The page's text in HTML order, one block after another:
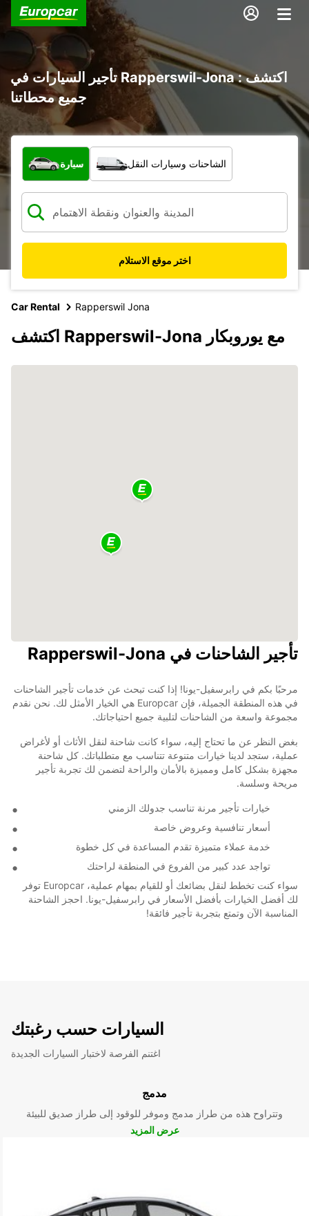
تأجير السيارات في Rapperswil-Jona : اكتشف
جميع محطاتنا
ما نوع المركبة؟
سيارة الشاحنات وسيارات النقل
اختر موقع الاستلام
Car Rental Rapperswil Jona
اكتشف Rapperswil-Jona مع يوروبكار
تأجير الشاحنات في Rapperswil-Jona
مرحبًا بكم في رابرسفيل-يونا! إذا كنت تبحث عن خدمات تأجير الشاحنات
في هذه المنطقة الجميلة، فإن Europcar هي الخيار الأمثل لك. نحن نقدم
مجموعة واسعة من الشاحنات لتلبية جميع احتياجاتك.
بغض النظر عن ما تحتاج إليه، سواء كانت شاحنة لنقل الأثاث أو لأغراض
عملية، ستجد لدينا خيارات متنوعة تتناسب مع متطلباتك. كل شاحنة
مجهزة بشكل كامل ومميزة بالأمان والراحة لتضمن لك تجربة تأجير
مريحة وسلسة.
خيارات تأجير مرنة تناسب جدولك الزمني
أسعار تنافسية وعروض خاصة
خدمة عملاء متميزة تقدم المساعدة في كل خطوة
تواجد عدد كبير من الفروع في المنطقة لراحتك
سواء كنت تخطط لنقل بضائعك أو للقيام بمهام عملية، Europcar توفر
لك أفضل الخيارات بأفضل الأسعار في رابرسفيل-يونا. احجز الشاحنة
المناسبة الآن وتمتع بتجربة تأجير فائقة!
السيارات حسب رغبتك
اغتنم الفرصة لاختبار السيارات الجديدة
مدمج
وتتراوح هذه من طراز مدمج وموفر للوقود إلى طراز صديق للبيئة
عرض المزيد